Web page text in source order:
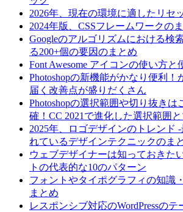
2026年、現在の環境に適したリセ
2024年版、CSSフレームワークの
Googleのアルゴリズムにおける検
る200+個の要因のまとめ
Font Awesome アイコンの使い方
Photoshopの新機能がかなり便利
届く改善点が盛りだくさん
Photoshopの選択範囲や切り抜きは
確！CC 2021で進化した選択範囲
2025年、ロゴデザインのトレンド
れているデザインテクニックのま
ウェブデザイナーは知っておきた
トの代表的な10のパターン
フォントやタイポグラフィの知識
まとめ
レスポンシブ対応のWordPressの